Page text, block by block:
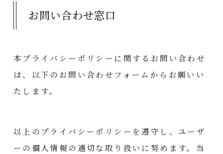
お問い合わせ窓口
本プライバシーポリシーに関するお問い合わせ
は、以下のお問い合わせフォームからお願いい
たします。
以上のプライバシーポリシーを遵守し、ユーザ
ーの個人情報の適切な取り扱いに努めます。当